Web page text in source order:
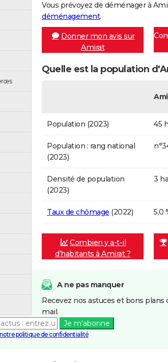
Vous prévoyez de déménager à
déménagement.
Donner mon avis sur
Amirat
Quelle est la population
Population (2023) 45
Population : rang national
(2023)
Densité de population
(2023)
3
Taux de chômage (2022) 5,0
Combien y a-t-il
d'habitants à Amirat ?
A ne pas manquer
Recevez nos astuces et bons
mail.
Je m'abonne
politique de confidentialité